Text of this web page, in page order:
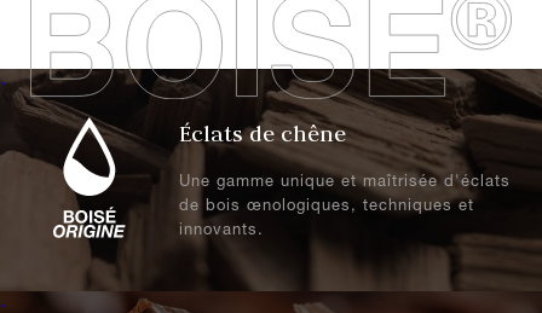
.
Éclats de chêne
Une gamme unique et maîtrisée d'éclats
de bois œnologiques, techniques et
innovants.
.